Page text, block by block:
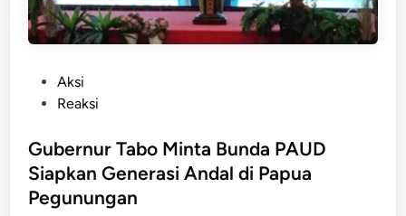
t
e
d
Aksi
Reaksi
Gubernur Tabo Minta Bunda PAUD
Siapkan Generasi Andal di Papua
Pegunungan